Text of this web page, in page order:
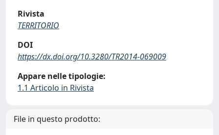
Rivista
TERRITORIO
DOI
https://dx.doi.org/10.3280/TR2014-069009
Appare nelle tipologie:
1.1 Articolo in Rivista
File in questo prodotto: